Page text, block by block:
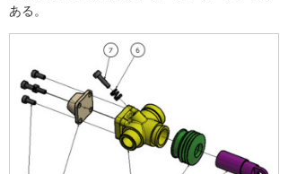
ある。